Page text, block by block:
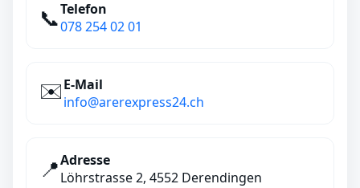
📞Telefon
078 254 02 01
✉️E‑Mail
info@arerexpress24.ch
📍Adresse
Löhrstrasse 2, 4552 Derendingen